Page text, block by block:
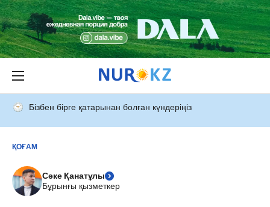
Бізбен бірге қатарынан болған күндеріңіз
ҚОҒАМ
Сәке Қанатұлы
Бұрынғы қызметкер